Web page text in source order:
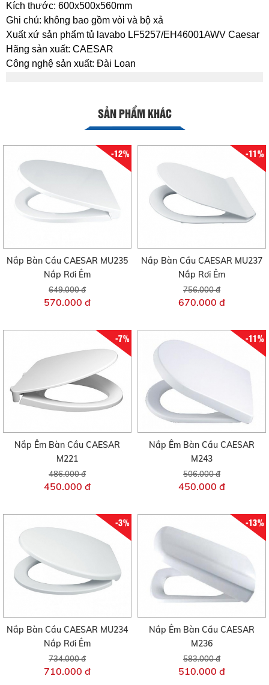
Kích thước: 600x500x560mm
Ghi chú: không bao gồm vòi và bộ xả
Xuất xứ sản phẩm tủ lavabo LF5257/EH46001AWV Caesar
Hãng sản xuất: CAESAR
Công nghệ sản xuất: Đài Loan
SẢN PHẨM KHÁC
-12%
Nắp Bàn Cầu CAESAR MU235
Nắp Rơi Êm
649.000 đ
570.000 đ
-11%
Nắp Bàn Cầu CAESAR MU237
Nắp Rơi Êm
756.000 đ
670.000 đ
-7%
Nắp Êm Bàn Cầu CAESAR
M221
486.000 đ
450.000 đ
-11%
Nắp Êm Bàn Cầu CAESAR
M243
506.000 đ
450.000 đ
-3%
Nắp Bàn Cầu CAESAR MU234
Nắp Rơi Êm
734.000 đ
710.000 đ
-13%
Nắp Êm Bàn Cầu CAESAR
M236
583.000 đ
510.000 đ